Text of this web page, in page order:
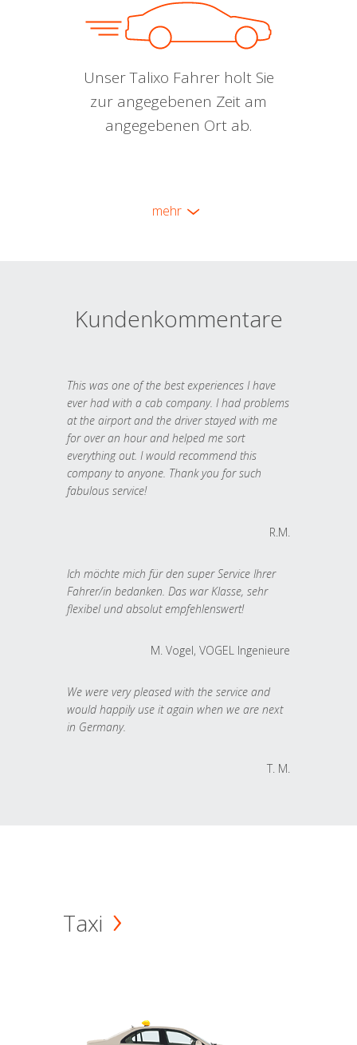
Unser Talixo Fahrer holt Sie
zur angegebenen Zeit am
angegebenen Ort ab.
mehr
Kundenkommentare
This was one of the best experiences I have
ever had with a cab company. I had problems
at the airport and the driver stayed with me
for over an hour and helped me sort
everything out. I would recommend this
company to anyone. Thank you for such
fabulous service!
R.M.
Ich möchte mich für den super Service Ihrer
Fahrer/in bedanken. Das war Klasse, sehr
flexibel und absolut empfehlenswert!
M. Vogel, VOGEL Ingenieure
We were very pleased with the service and
would happily use it again when we are next
in Germany.
T. M.
Taxi